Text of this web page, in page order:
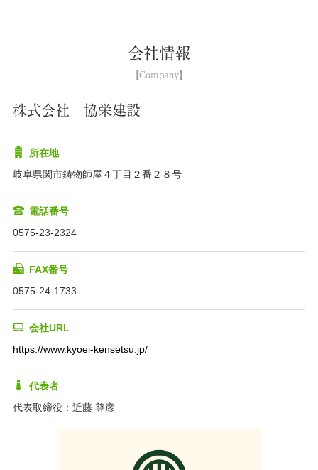
会社情報
株式会社 協栄建設
所在地
岐阜県関市鋳物師屋４丁目２番２８号
電話番号
0575-23-2324
FAX番号
0575-24-1733
会社URL
https://www.kyoei-kensetsu.jp/
代表者
代表取締役：近藤 尊彦